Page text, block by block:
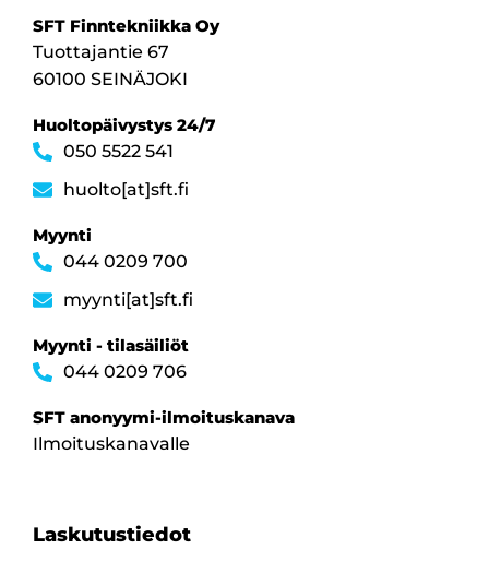
SFT Finntekniikka Oy
Tuottajantie 67
60100 SEINÄJOKI
Huoltopäivystys 24/7
050 5522 541
huolto[at]sft.fi
Myynti
044 0209 700
myynti[at]sft.fi
Myynti - tilasäiliöt
044 0209 706
SFT anonyymi-ilmoituskanava
Ilmoituskanavalle
Laskutustiedot